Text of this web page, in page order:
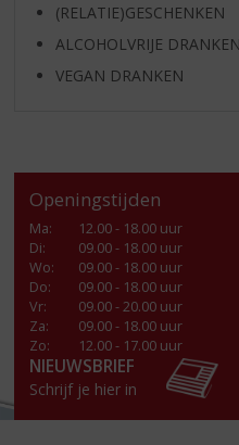
(RELATIE)GESCHENKEN
ALCOHOLVRIJE DRANKEN
VEGAN DRANKEN
Openingstijden
Ma:
12.00 - 18.00 uur
Di:
09.00 - 18.00 uur
Wo:
09.00 - 18.00 uur
Do:
09.00 - 18.00 uur
Vr:
09.00 - 20.00 uur
Za:
09.00 - 18.00 uur
Zo:
12.00 - 17.00 uur
NIEUWSBRIEF
Schrijf je hier in